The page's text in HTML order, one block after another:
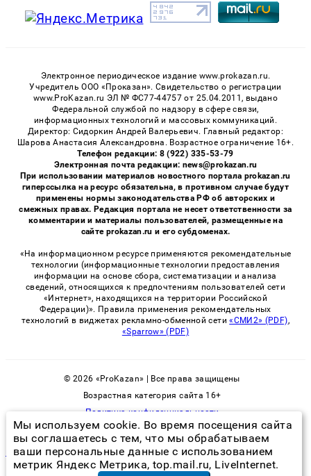
Электронное периодическое издание www.prokazan.ru.
Учредитель ООО «Проказан». Cвидетельство о регистрации
www.ProKazan.ru ЭЛ № ФС77-44757 от 25.04.2011, выдано
Федеральной службой по надзору в сфере связи,
информационных технологий и массовых коммуникаций.
Директор: Сидоркин Андрей Валерьевич. Главный редактор:
Шарова Анастасия Александровна. Возрастное ограничение 16+.
Телефон редакции: 8 (922) 335-53-79
Электронная почта редакции: news@prokazan.ru
При использовании материалов новостного портала prokazan.ru
гиперссылка на ресурс обязательна, в противном случае будут
применены нормы законодательства РФ об авторских и
смежных правах. Редакция портала не несет ответственности за
комментарии и материалы пользователей, размещенные на
сайте prokazan.ru и его субдоменах.
«На информационном ресурсе применяются рекомендательные
технологии (информационные технологии предоставления
информации на основе сбора, систематизации и анализа
сведений, относящихся к предпочтениям пользователей сети
«Интернет», находящихся на территории Российской
Федерации)». Правила применения рекомендательных
технологий в виджетах рекламно-обменной сети«СМИ2» (PDF),
«Sparrow» (PDF)
© 2026 «ProKazan» | Все права защищены
Возрастная категория сайта 16+
Политика конфиденциальности
гель от клопов без запаха
Мы используем cookie. Во время посещения сайта
вы соглашаетесь с тем, что мы обрабатываем
ваши персональные данные с использованием
метрик Яндекс Метрика, top.mail.ru, LiveInternet.